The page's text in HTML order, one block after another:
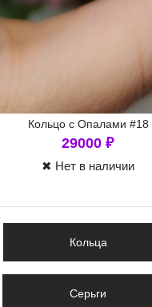
Кольцо с Опалами #18
29000 ₽
✖ Нет в наличии
Кольца
Серьги